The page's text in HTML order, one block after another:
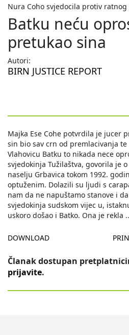
Nura Coho svjedocila protiv ratnog
Batku neću
pretukao sina
Autori:
BIRN JUSTICE REPORT
Majka Ese Cohe potvrdila je jucer
sin bio sav crn od premlacivanja
Vlahovicu Batku to nikada nece
svjedokinja Tužilaštva, govorila je
naselju Grbavica tokom 1992.
optuženim. Dolazili su ljudi s
nam da ne napuštamo stanove i
svjedokinja sudskom vijec u,
uskoro došao i Batko. Ona je rekla
DOWNLOAD
Članak dostupan
prijavite.